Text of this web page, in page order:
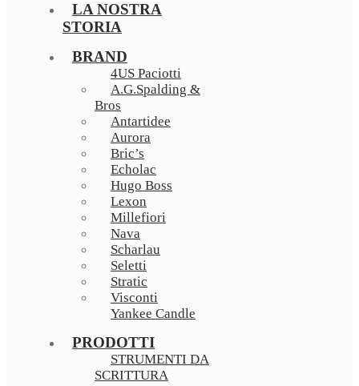
LA NOSTRA
STORIA
BRAND
4US Paciotti
A.G.Spalding &
Bros
Antartidee
Aurora
Bric’s
Echolac
Hugo Boss
Lexon
Millefiori
Nava
Scharlau
Seletti
Stratic
Visconti
Yankee Candle
PRODOTTI
STRUMENTI DA
SCRITTURA